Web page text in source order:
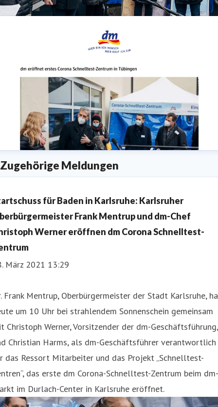
Pressebild dm Tübingen Testzentrum_ Sebastian
dm eröffnet erstes Corona Schnelltest-Zentrum in
Zugehörige Meldungen
für Baden in Karlsruhe: Karlsruher
Frank Mentrup und dm-Chef
Werner eröffnen dm Corona Schnelltest-
März 2021 13:29
Frank Mentrup, Oberbürgermeister der Stadt Karlsruhe,
um 10 Uhr bei strahlendem Sonnenschein gemeinsam
Christoph Werner, Vorsitzender der dm-Geschäftsführung,
Christian Harms, als dm-Geschäftsführer verantwortlich
das Ressort Mitarbeiter und das Projekt „Schnelltest-
das erste dm Corona-Schnelltest-Zentrum beim dm-
im Durlach-Center in Karlsruhe eröffnet.